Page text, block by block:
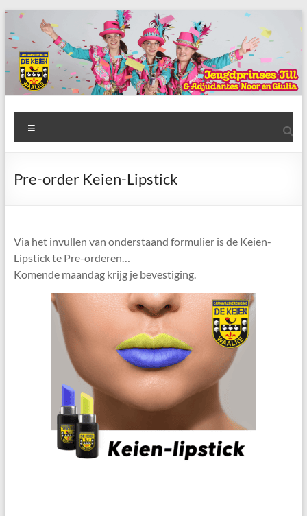
Ga
naar
de
inhoud
AWC
de
Keien
De
Keien
Pre-order Keien-Lipstick
Via het invullen van onderstaand formulier is de Keien-
Lipstick te Pre-orderen…
Komende maandag krijg je bevestiging.